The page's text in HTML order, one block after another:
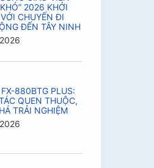
2026 KHỞI
CHUYẾN ĐI
ĐẾN TÂY NINH
880BTG PLUS:
QUEN THUỘC,
TRẢI NGHIỆM